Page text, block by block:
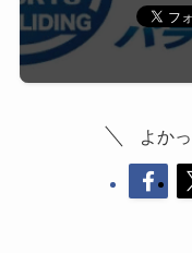
よか